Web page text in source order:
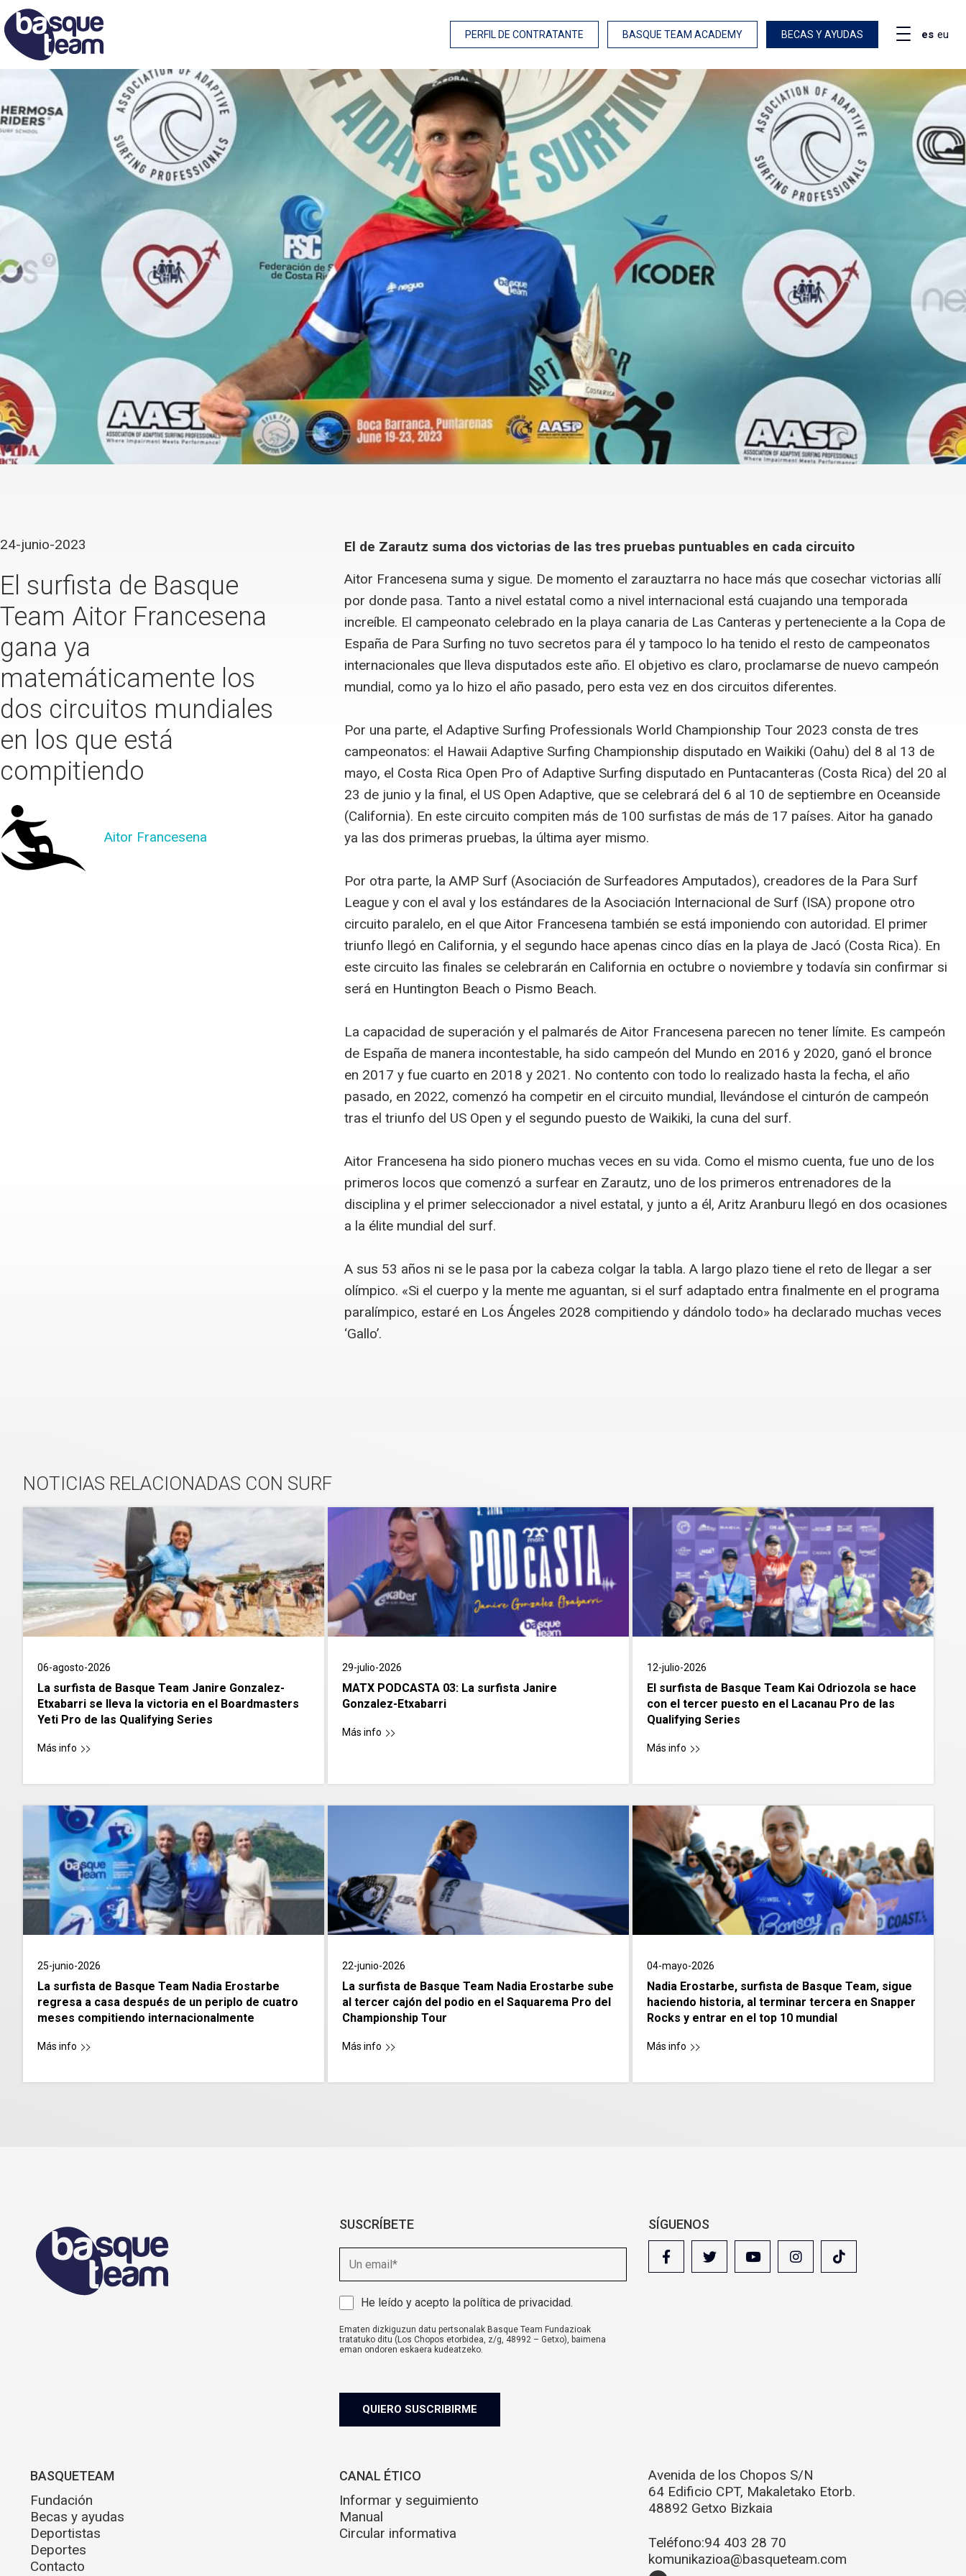
PERFIL DE CONTRATANTE BASQUE TEAM ACADEMY BECAS Y AYUDAS es eu
24-junio-2023
El surfista de Basque
Team Aitor Francesena
gana ya
matemáticamente los
dos circuitos mundiales
en los que está
compitiendo
Aitor Francesena
El de Zarautz suma dos victorias de las tres pruebas puntuables en cada circuito
Aitor Francesena suma y sigue. De momento el zarauztarra no hace más que cosechar victorias allí
por donde pasa. Tanto a nivel estatal como a nivel internacional está cuajando una temporada
increíble. El campeonato celebrado en la playa canaria de Las Canteras y perteneciente a la Copa de
España de Para Surfing no tuvo secretos para él y tampoco lo ha tenido el resto de campeonatos
internacionales que lleva disputados este año. El objetivo es claro, proclamarse de nuevo campeón
mundial, como ya lo hizo el año pasado, pero esta vez en dos circuitos diferentes.
Por una parte, el Adaptive Surfing Professionals World Championship Tour 2023 consta de tres
campeonatos: el Hawaii Adaptive Surfing Championship disputado en Waikiki (Oahu) del 8 al 13 de
mayo, el Costa Rica Open Pro of Adaptive Surfing disputado en Puntacanteras (Costa Rica) del 20 al
23 de junio y la final, el US Open Adaptive, que se celebrará del 6 al 10 de septiembre en Oceanside
(California). En este circuito compiten más de 100 surfistas de más de 17 países. Aitor ha ganado
ya las dos primeras pruebas, la última ayer mismo.
Por otra parte, la AMP Surf (Asociación de Surfeadores Amputados), creadores de la Para Surf
League y con el aval y los estándares de la Asociación Internacional de Surf (ISA) propone otro
circuito paralelo, en el que Aitor Francesena también se está imponiendo con autoridad. El primer
triunfo llegó en California, y el segundo hace apenas cinco días en la playa de Jacó (Costa Rica). En
este circuito las finales se celebrarán en California en octubre o noviembre y todavía sin confirmar si
será en Huntington Beach o Pismo Beach.
La capacidad de superación y el palmarés de Aitor Francesena parecen no tener límite. Es campeón
de España de manera incontestable, ha sido campeón del Mundo en 2016 y 2020, ganó el bronce
en 2017 y fue cuarto en 2018 y 2021. No contento con todo lo realizado hasta la fecha, el año
pasado, en 2022, comenzó ha competir en el circuito mundial, llevándose el cinturón de campeón
tras el triunfo del US Open y el segundo puesto de Waikiki, la cuna del surf.
Aitor Francesena ha sido pionero muchas veces en su vida. Como el mismo cuenta, fue uno de los
primeros locos que comenzó a surfear en Zarautz, uno de los primeros entrenadores de la
disciplina y el primer seleccionador a nivel estatal, y junto a él, Aritz Aranburu llegó en dos ocasiones
a la élite mundial del surf.
A sus 53 años ni se le pasa por la cabeza colgar la tabla. A largo plazo tiene el reto de llegar a ser
olímpico. «Si el cuerpo y la mente me aguantan, si el surf adaptado entra finalmente en el programa
paralímpico, estaré en Los Ángeles 2028 compitiendo y dándolo todo» ha declarado muchas veces
‘Gallo’.
NOTICIAS RELACIONADAS CON SURF
06-agosto-2026
La surfista de Basque Team Janire Gonzalez-
Etxabarri se lleva la victoria en el Boardmasters
Yeti Pro de las Qualifying Series
Más info
29-julio-2026
MATX PODCASTA 03: La surfista Janire
Gonzalez-Etxabarri
Más info
12-julio-2026
El surfista de Basque Team Kai Odriozola se hace
con el tercer puesto en el Lacanau Pro de las
Qualifying Series
Más info
25-junio-2026
La surfista de Basque Team Nadia Erostarbe
regresa a casa después de un periplo de cuatro
meses compitiendo internacionalmente
Más info
22-junio-2026
La surfista de Basque Team Nadia Erostarbe sube
al tercer cajón del podio en el Saquarema Pro del
Championship Tour
Más info
04-mayo-2026
Nadia Erostarbe, surfista de Basque Team, sigue
haciendo historia, al terminar tercera en Snapper
Rocks y entrar en el top 10 mundial
Más info
SUSCRÍBETE
m
a
i
l
A
i
s
e
a
He leído y acepto lapolítica de privacidad.
Ematen dizkiguzun datu pertsonalak Basque Team Fundazioak
tratatuko ditu (Los Chopos etorbidea, z/g, 48992 – Getxo), baimena
eman ondoren eskaera kudeatzeko.
QUIERO SUSCRIBIRME
SÍGUENOS
BASQUETEAM
Fundación
Becas y ayudas
Deportistas
Deportes
Contacto
CANAL ÉTICO
Informar y seguimiento
Manual
Circular informativa
Avenida de los Chopos S/N
64 Edificio CPT, Makaletako Etorb.
48892 Getxo Bizkaia
Teléfono:94 403 28 70
komunikazioa@basqueteam.com